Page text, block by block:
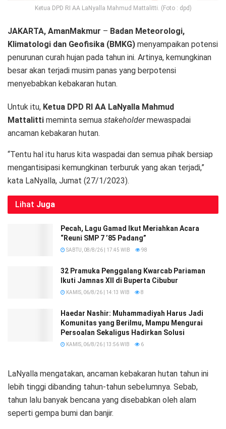
Ketua DPD RI AA LaNyalla Mahmud Mattalitti. (Foto : dpd)
JAKARTA, AmanMakmur – Badan Meteorologi,
Klimatologi dan Geofisika (BMKG) menyampaikan potensi
penurunan curah hujan pada tahun ini. Artinya, kemungkinan
besar akan terjadi musim panas yang berpotensi
menyebabkan kebakaran hutan.
Untuk itu, Ketua DPD RI AA LaNyalla Mahmud
Mattalitti meminta semua stakeholdermewaspadai
ancaman kebakaran hutan.
“Tentu hal itu harus kita waspadai dan semua pihak bersiap
mengantisipasi kemungkinan terburuk yang akan terjadi,”
kata LaNyalla, Jumat (27/1/2023).
Lihat Juga
Pecah, Lagu Gamad Ikut Meriahkan Acara
“Reuni SMP 7 ’85 Padang”
SABTU, 08/8/26 | 17:45 WIB 98
32 Pramuka Penggalang Kwarcab Pariaman
Ikuti Jamnas XII di Buperta Cibubur
KAMIS, 06/8/26 | 14:13 WIB 8
Haedar Nashir: Muhammadiyah Harus Jadi
Komunitas yang Berilmu, Mampu Mengurai
Persoalan Sekaligus Hadirkan Solusi
KAMIS, 06/8/26 | 13:56 WIB 6
LaNyalla mengatakan, ancaman kebakaran hutan tahun ini
lebih tinggi dibanding tahun-tahun sebelumnya. Sebab,
tahun lalu banyak bencana yang disebabkan oleh alam
seperti gempa bumi dan banjir.